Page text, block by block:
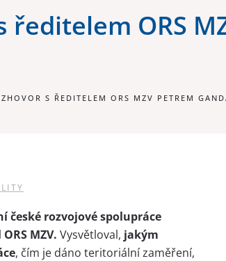
ředitelem ORS
S ŘEDITELEM ORS MZV PETREM
české rozvojové spolupráce
MZV. Vysvětloval, jakým
, čím je dáno teritoriální zaměření,